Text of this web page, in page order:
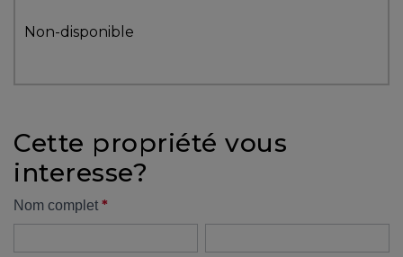
vous
protégé!
outils
pour
financement
Non-disponible
Cette propriété vous
interesse?
Formulaire
Nom complet *